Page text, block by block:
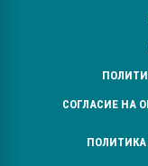
СОГЛАСИЕ НА
ПОЛИТИКА